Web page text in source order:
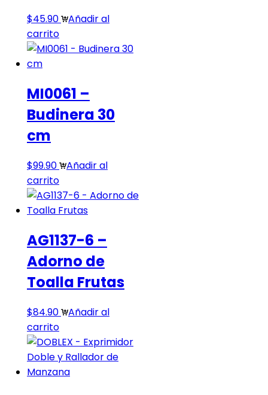
$45.90
Añadir al
carrito
MI0061 –
Budinera 30
cm
$99.90
Añadir al
carrito
AG1137-6 –
Adorno de
Toalla Frutas
$84.90
Añadir al
carrito